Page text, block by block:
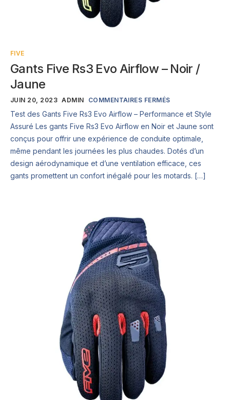
FIVE
Gants Five Rs3 Evo Airflow – Noir /
Jaune
JUIN 20, 2023 ADMIN COMMENTAIRES FERMÉS
Test des Gants Five Rs3 Evo Airflow – Performance et Style
Assuré Les gants Five Rs3 Evo Airflow en Noir et Jaune sont
conçus pour offrir une expérience de conduite optimale,
même pendant les journées les plus chaudes. Dotés d’un
design aérodynamique et d’une ventilation efficace, ces
gants promettent un confort inégalé pour les motards. […]